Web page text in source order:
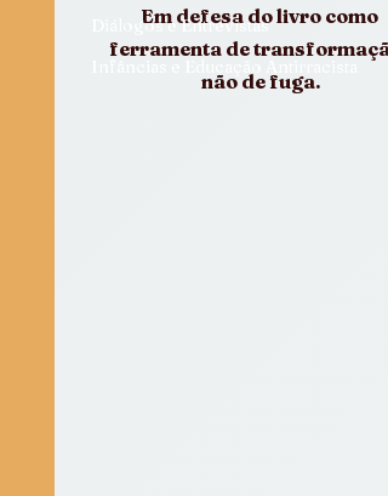
Diálogos e Entrevistas
Em defesa do livro como
ferramenta de
não de fuga.